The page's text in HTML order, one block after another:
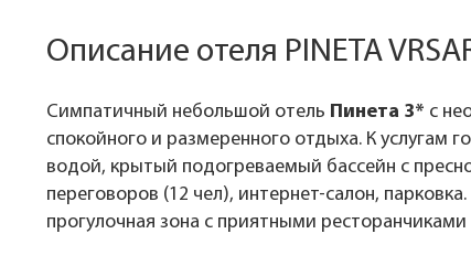
Описание отеля PINETA
Симпатичный небольшой отель Пинета 3* с
спокойного и размеренного отдыха. К услугам
водой, крытый подогреваемый бассейн с
переговоров (12 чел), интернет-салон,
прогулочная зона с приятными ресторанчиками